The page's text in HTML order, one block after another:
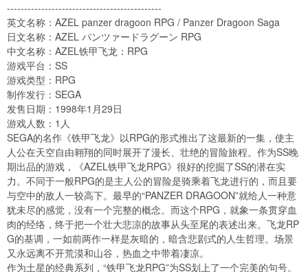
---------------------------------------------
英文名称：AZEL panzer dragoon RPG / Panzer Dragoon Saga
日文名称：AZEL パンツァードラグーン RPG
中文名称：AZEL铁甲飞龙：RPG
游戏平台：SS
游戏类型：RPG
制作发行：SEGA
发售日期：1998年1月29日
游戏人数：1人
SEGA的名作《铁甲飞龙》以RPG的形式推出了这最新的一集，使主
人公在天空自由翱翔的同时展开了漫长、壮绝的冒险旅程。作为SS晚
期出品的游戏，《AZEL铁甲飞龙RPG》很好的挖掘了SS的潜在实
力。不同于一般RPG的是主人公的冒险是骑乘着飞龙进行的，而且要
与空中的敌人一较高下。最早的“PANZER DRAGOON”就给人一种意
犹未尽的感觉，没有一个完整的概念。而这个RPG，就象一条贯穿血
肉的经络，终于把一个壮大悲凉的故事从头至尾的表述出来。飞龙RP
G的基调，一如前两作一样是灰暗的，暗含悲剧式的人生哲理。场景
又永远离不开荒漠和山谷，热血之中带着凄凉。
作为土星的经典系列，“铁甲飞龙RPG”为SS划上了一个完美的句号。